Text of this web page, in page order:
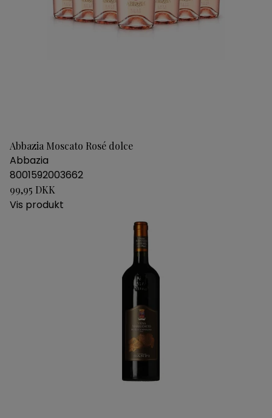
Abbazia Moscato Rosé dolce
Abbazia
8001592003662
99,95 DKK
Vis produkt